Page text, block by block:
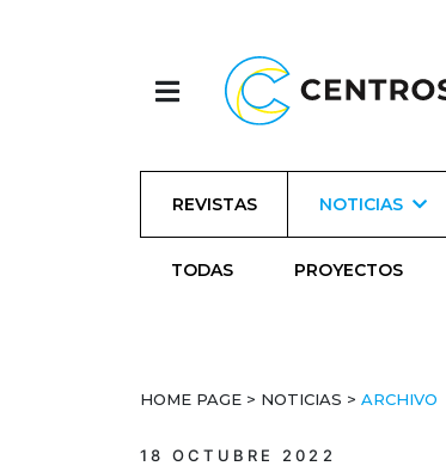
REVISTAS NOTICIAS
TODAS PROYECTOS
HOME PAGE > NOTICIAS > ARCHIVO
18 OCTUBRE 2022